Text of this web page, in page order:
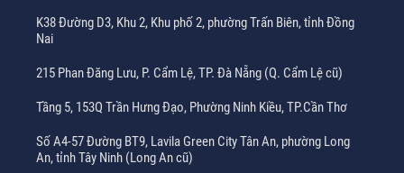
K38 Đường D3, Khu 2, Khu phố 2, phường Trấn Biên, tỉnh Đồng
Nai
215 Phan Đăng Lưu, P. Cẩm Lệ, TP. Đà Nẵng (Q. Cẩm Lệ cũ)
Tầng 5, 153Q Trần Hưng Đạo, Phường Ninh Kiều, TP.Cần Thơ
Số A4-57 Đường BT9, Lavila Green City Tân An, phường Long
An, tỉnh Tây Ninh (Long An cũ)